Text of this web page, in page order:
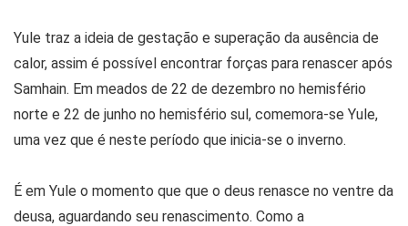
Yule traz a ideia de gestação e superação da ausência de
calor, assim é possível encontrar forças para renascer após
Samhain. Em meados de 22 de dezembro no hemisfério
norte e 22 de junho no hemisfério sul, comemora-se Yule,
uma vez que é neste período que inicia-se o inverno.
É em Yule o momento que que o deus renasce no ventre da
deusa, aguardando seu renascimento. Como a